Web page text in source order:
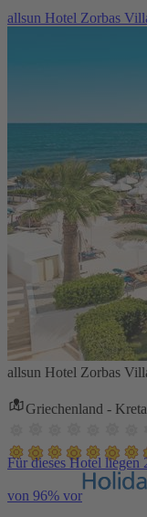
allsun Hotel Zorbas
allsun Hotel Zorbas
Griechenland -
Für dieses Hotel
von 96% vor